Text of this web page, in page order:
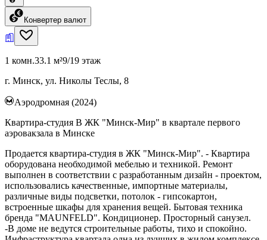
Конвертер валют
1 комн.33.1 м²9/19 этаж
г. Минск, ул. Николы Теслы, 8
Аэродромная (2024)
Квартира-студия В ЖК "Минск-Мир" в квартале первого
аэровакзала в Минске
Продается квартира-студия в ЖК "Минск-Мир". - Квартира
оборудована необходимой мебелью и техникой. Ремонт
выполнен в соответствии с разработанным дизайн - проектом,
использовались качественные, импортные материалы,
различные виды подсветки, потолок - гипсокартон,
встроенные шкафы для хранения вещей. Бытовая техника
бренда "MAUNFELD". Кондиционер. Просторный санузел.
-В доме не ведутся строительные работы, тихо и спокойно.